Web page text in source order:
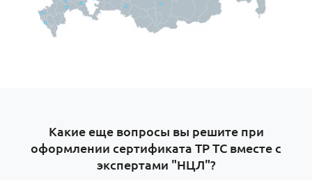
Какие еще вопросы вы решите при
оформлении сертификата ТР ТС вместе с
экспертами "НЦЛ"?